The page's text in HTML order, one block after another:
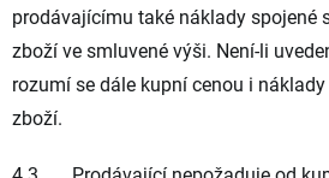
prodávajícímu také náklady spojené
zboží ve smluvené výši. Není-li
rozumí se dále kupní cenou i
zboží.